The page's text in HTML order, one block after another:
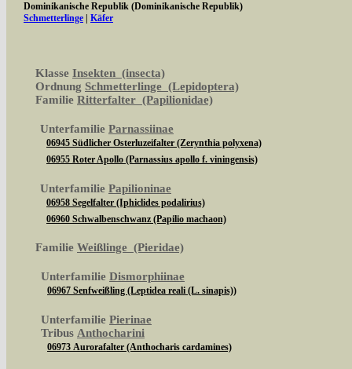
Dominikanische Republik (Dominikanische Republik)
Schmetterlinge
Käfer
Klasse Insekten (insecta)
Ordnung Schmetterlinge (Lepidoptera)
Familie Ritterfalter (Papilionidae)
Unterfamilie Parnassiinae
06945 Südlicher Osterluzeifalter (Zerynthia polyxena)
06955 Roter Apollo (Parnassius apollo f. viningensis)
Unterfamilie Papilioninae
06958 Segelfalter (Iphiclides podalirius)
06960 Schwalbenschwanz (Papilio machaon)
Familie Weißlinge (Pieridae)
Unterfamilie Dismorphiinae
06967 Senfweißling (Leptidea reali (L. sinapis))
Unterfamilie Pierinae
Tribus Anthocharini
06973 Aurorafalter (Anthocharis cardamines)